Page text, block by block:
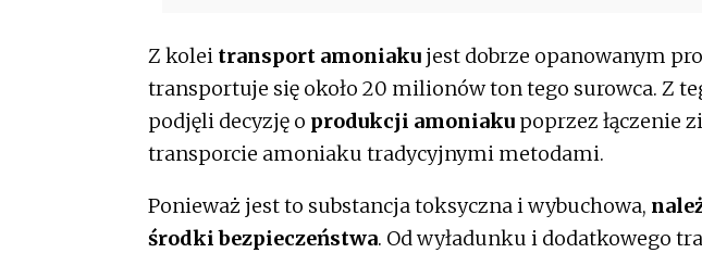
Z kolei transport amoniaku jest dobrze opanowanym
transportuje się około 20 milionów ton tego surowca. Z
podjęli decyzję o produkcji amoniaku poprzez łączenie
transporcie amoniaku tradycyjnymi metodami.
Ponieważ jest to substancja toksyczna i wybuchowa,
środki bezpieczeństwa. Od wyładunku i dodatkowego